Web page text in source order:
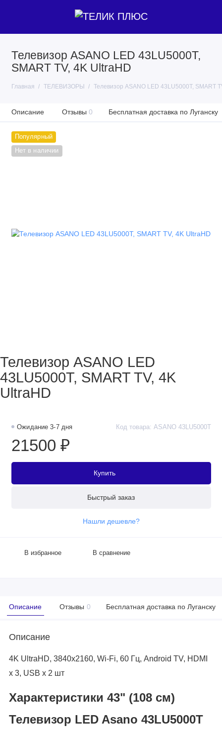
Телевизор ASANO LED 43LU5000T,
SMART TV, 4K UltraHD
Главная ТЕЛЕВИЗОРЫ Телевизор ASANO LED 43LU5000T, SMART
Описание Отзывы 0 Бесплатная доставка по Луганску
Популярный
Нет в наличии
Телевизор ASANO LED
43LU5000T, SMART TV, 4K
UltraHD
Ожидание 3-7 дня Код товара: ASANO 43LU5000T
21500 ₽
Купить
Быстрый заказ
Нашли дешевле?
В избранное В сравнение
Описание Отзывы 0 Бесплатная доставка по Луганску
Описание
4K UltraHD, 3840x2160, Wi-Fi, 60 Гц, Android TV, HDMI
х 3, USB х 2 шт
Характеристики 43" (108 см)
Телевизор LED Asano 43LU5000T